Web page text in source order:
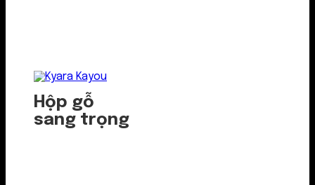
Hộp gỗ
sang trọng